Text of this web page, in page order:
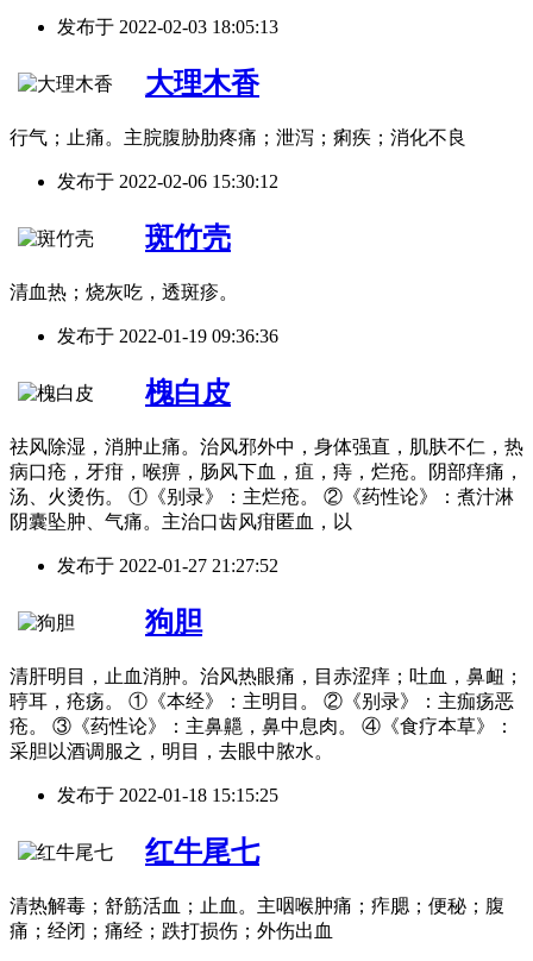
发布于 2022-02-03 18:05:13
大理木香
行气；止痛。主脘腹胁肋疼痛；泄泻；痢疾；消化不良
发布于 2022-02-06 15:30:12
斑竹壳
清血热；烧灰吃，透斑疹。
发布于 2022-01-19 09:36:36
槐白皮
祛风除湿，消肿止痛。治风邪外中，身体强直，肌肤不仁，热
病口疮，牙疳，喉痹，肠风下血，疽，痔，烂疮。阴部痒痛，
汤、火烫伤。 ①《别录》：主烂疮。 ②《药性论》：煮汁淋
阴囊坠肿、气痛。主治口齿风疳匿血，以
发布于 2022-01-27 21:27:52
狗胆
清肝明目，止血消肿。治风热眼痛，目赤涩痒；吐血，鼻衄；
聤耳，疮疡。 ①《本经》：主明目。 ②《别录》：主痂疡恶
疮。 ③《药性论》：主鼻齆，鼻中息肉。 ④《食疗本草》：
采胆以酒调服之，明目，去眼中脓水。
发布于 2022-01-18 15:15:25
红牛尾七
清热解毒；舒筋活血；止血。主咽喉肿痛；痄腮；便秘；腹
痛；经闭；痛经；跌打损伤；外伤出血